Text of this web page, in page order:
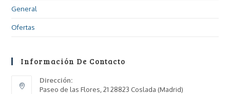
General
Ofertas
Información De Contacto
Dirección:
Paseo de las Flores, 21 28823 Coslada (Madrid)